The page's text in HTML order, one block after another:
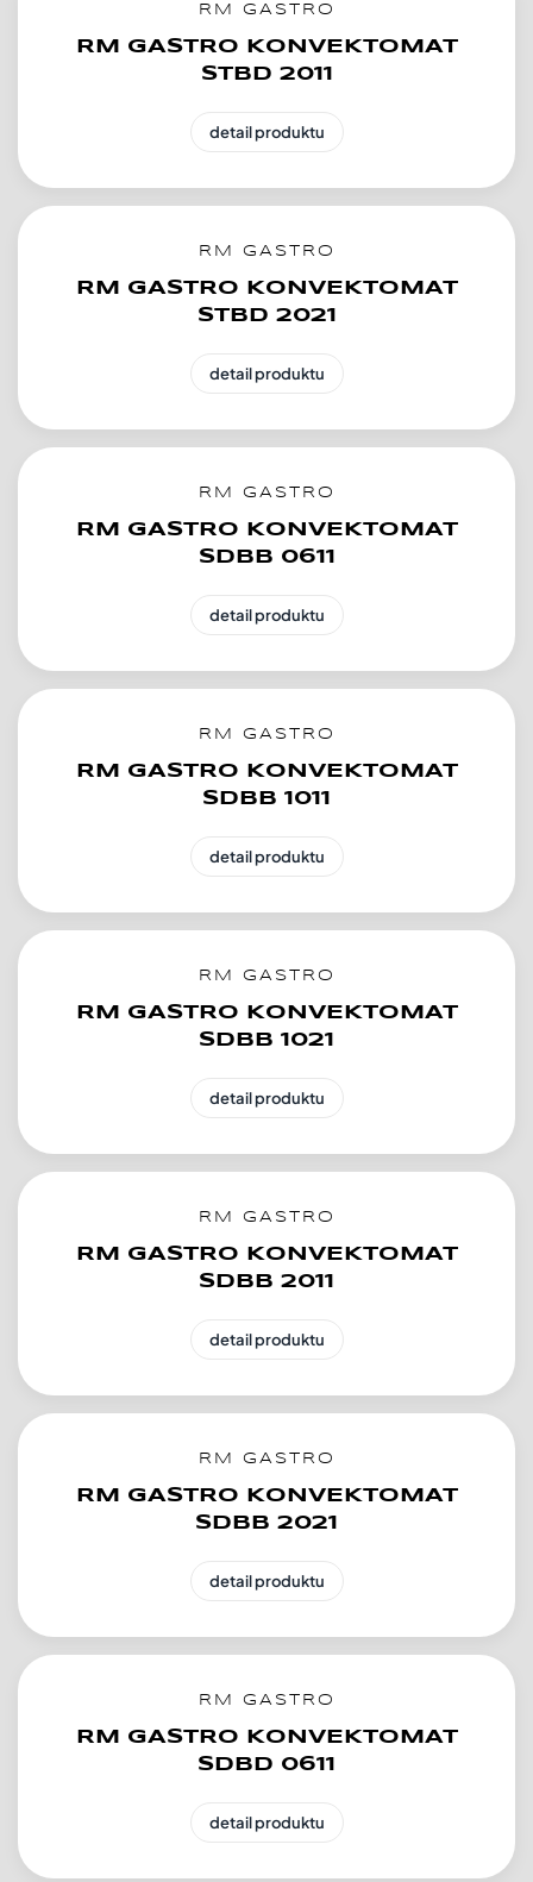
RM GASTRO
RM GASTRO KONVEKTOMAT
STBD 2011
detail produktu
RM GASTRO
RM GASTRO KONVEKTOMAT
STBD 2021
detail produktu
RM GASTRO
RM GASTRO KONVEKTOMAT
SDBB 0611
detail produktu
RM GASTRO
RM GASTRO KONVEKTOMAT
SDBB 1011
detail produktu
RM GASTRO
RM GASTRO KONVEKTOMAT
SDBB 1021
detail produktu
RM GASTRO
RM GASTRO KONVEKTOMAT
SDBB 2011
detail produktu
RM GASTRO
RM GASTRO KONVEKTOMAT
SDBB 2021
detail produktu
RM GASTRO
RM GASTRO KONVEKTOMAT
SDBD 0611
detail produktu